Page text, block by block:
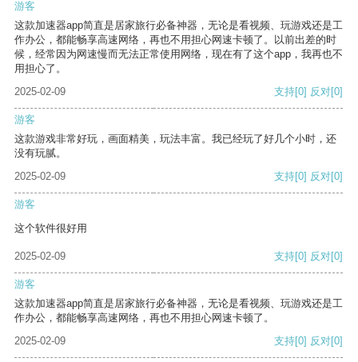
游客
这款加速器app简直是居家旅行必备神器，无论是看视频、玩游戏还是工
作办公，都能畅享高速网络，再也不用担心网速卡顿了。以前出差的时
候，经常因为网速慢而无法正常使用网络，现在有了这个app，我再也不
用担心了。
2025-02-09
支持[0] 反对[0]
游客
这款游戏非常好玩，画面精美，玩法丰富。我已经玩了好几个小时，还
没有玩腻。
2025-02-09
支持[0] 反对[0]
游客
这个软件很好用
2025-02-09 支持[0] 反对[0]
游客
这款加速器app简直是居家旅行必备神器，无论是看视频、玩游戏还是工
作办公，都能畅享高速网络，再也不用担心网速卡顿了。
2025-02-09
支持[0] 反对[0]